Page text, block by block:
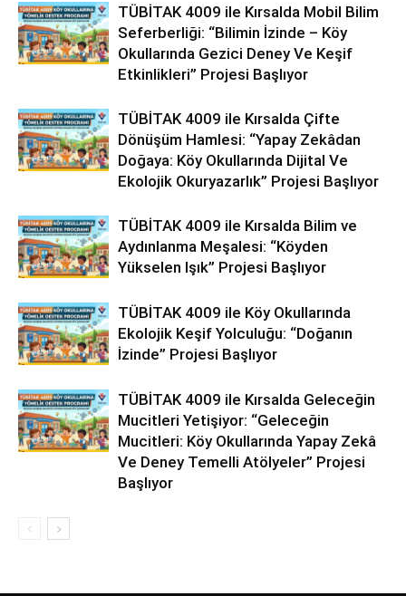
TÜBİTAK 4009 ile Kırsalda Mobil Bilim
Seferberliği: “Bilimin İzinde – Köy
Okullarında Gezici Deney Ve Keşif
Etkinlikleri” Projesi Başlıyor
TÜBİTAK 4009 ile Kırsalda Çifte
Dönüşüm Hamlesi: “Yapay Zekâdan
Doğaya: Köy Okullarında Dijital Ve
Ekolojik Okuryazarlık” Projesi Başlıyor
TÜBİTAK 4009 ile Kırsalda Bilim ve
Aydınlanma Meşalesi: “Köyden
Yükselen Işık” Projesi Başlıyor
TÜBİTAK 4009 ile Köy Okullarında
Ekolojik Keşif Yolculuğu: “Doğanın
İzinde” Projesi Başlıyor
TÜBİTAK 4009 ile Kırsalda Geleceğin
Mucitleri Yetişiyor: “Geleceğin
Mucitleri: Köy Okullarında Yapay Zekâ
Ve Deney Temelli Atölyeler” Projesi
Başlıyor